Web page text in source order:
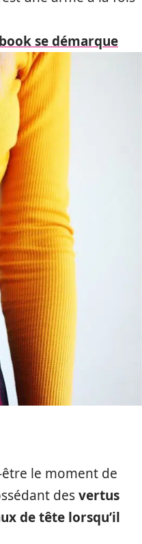
se démarque
être le moment de
desvertus
de tête lorsqu’il